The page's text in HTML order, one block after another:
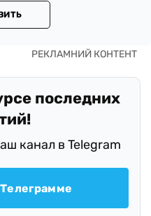
последних
канал в Telegram